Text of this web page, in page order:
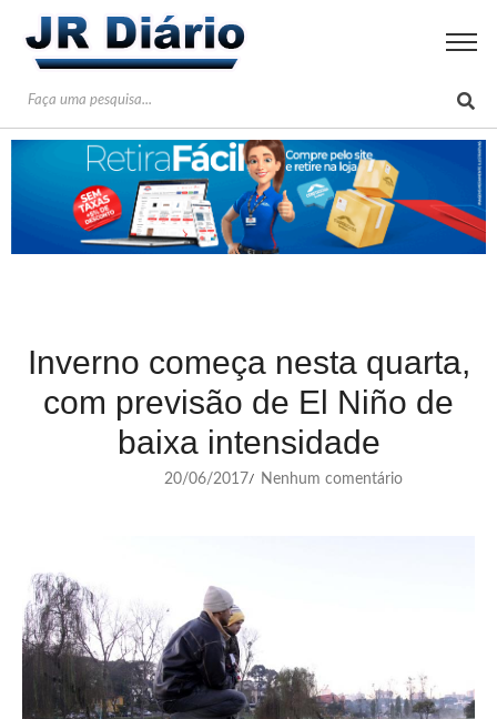
Inverno começa nesta quarta,
com previsão de El Niño de
baixa intensidade
20/06/2017/ Nenhum comentário